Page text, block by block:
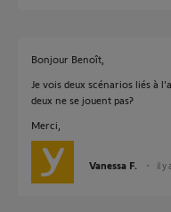
Bonjour Benoît,
Je vois deux scénarios liés à
deux ne se jouent pas?
Merci,
Vanessa F. il y